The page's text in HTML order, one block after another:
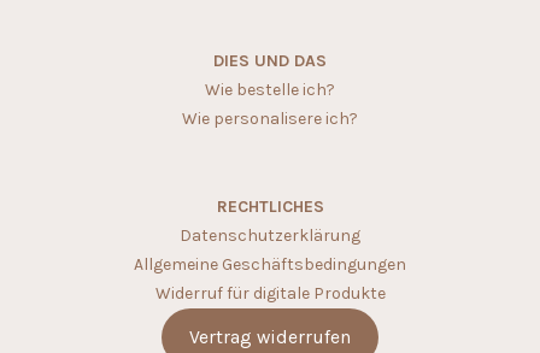
DIES UND DAS
Wie bestelle ich?
Wie personalisere ich?
RECHTLICHES
Datenschutzerklärung
Allgemeine Geschäftsbedingungen
Widerruf für digitale Produkte
Vertrag widerrufen